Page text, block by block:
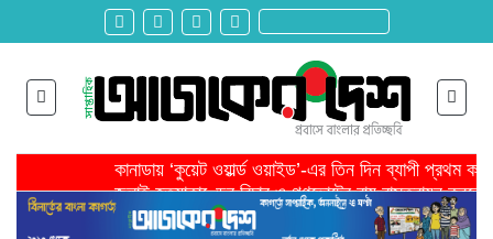
কানাডায় ‘কুয়েট ওয়ার্ল্ড ওয়াইড’-এর তিন দিন ব্যাপী প্রথম
জুলাই হত্যাকাণ্ডের বিচার ও গণভোটের রায় বাস্তবায়ন করতে
তরুণ উদ্ভাবক ও প্রযুক্তি উদ্যোক্তাদের পাশে থাকবে সরকার -